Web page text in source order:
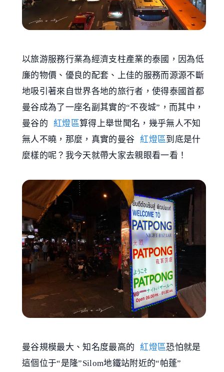
以旅游服務行業為經濟支柱產業的泰國，因為低
廉的物價、優良的配套、上佳的服務而源源不斷
地吸引著來自世界各地的旅行者，使得泰國首都
曼谷成為了一座名副其實的“不夜城”，而其中，
曼谷的
紅燈區算得上舉世聞名，幾乎無人不知
無人不曉，那麼，真實的曼谷
紅燈區到底是什
麼樣的呢？我今天就帶大家去親眼看一看！
曼谷規模最大、知名度最高的 紅燈區恐怕就是
這個位于“是隆”Silom地鐵站附近的“帕蓬”